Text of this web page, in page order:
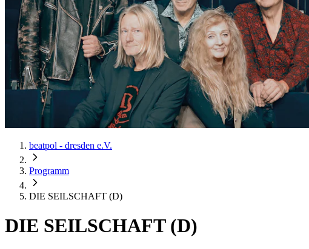
beatpol - dresden e.V.
Programm
DIE SEILSCHAFT (D)
DIE SEILSCHAFT (D)